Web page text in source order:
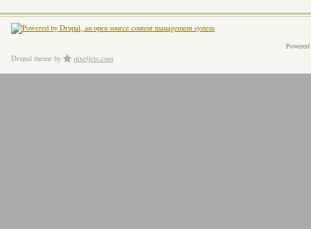
Drupal theme by pixeljets.com